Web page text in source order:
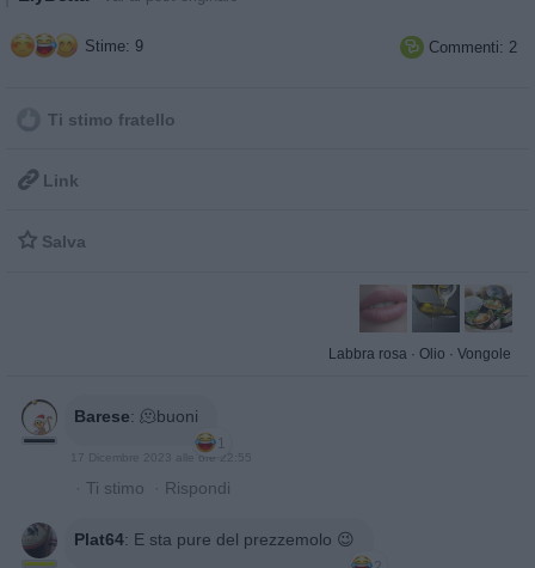
Stime: 9  Commenti: 2
Ti stimo fratello
 Link
 Salva
Labbra rosa · Olio · Vongole
Barese: 🫠buoni
1
17 Dicembre 2023 alle ore 22:55
· Ti stimo · Rispondi
Plat64: E sta pure del prezzemolo 😉